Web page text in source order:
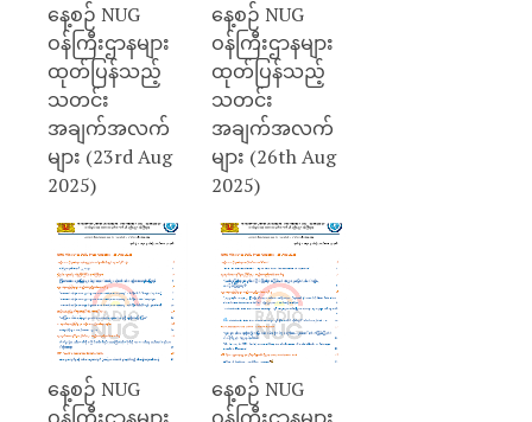
နေ့စဉ် NUG
ဝန်ကြီးဌာနများ
ထုတ်ပြန်သည့်
သတင်း
အချက်အလက်
များ (23rd Aug
2025)
နေ့စဉ် NUG
ဝန်ကြီးဌာနများ
ထုတ်ပြန်သည့်
သတင်း
အချက်အလက်
များ (26th Aug
2025)
နေ့စဉ် NUG
နေ့စဉ် NUG